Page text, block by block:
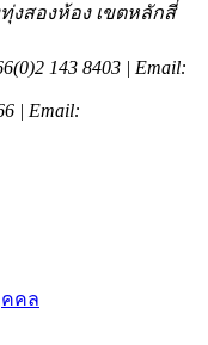
งสองห้อง เขตหลักสี่
143 8403 | Email:
| Email:
คล